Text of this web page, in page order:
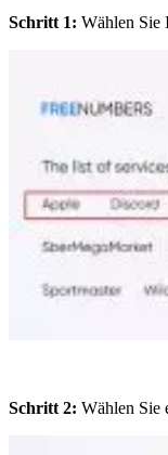
Schritt 1: Wählen Sie
Schritt 2: Wählen Sie